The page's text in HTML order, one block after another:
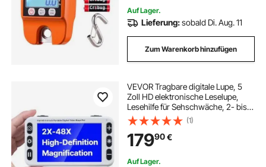
Auf Lager.
Lieferung:sobald Di. Aug. 11
Zum Warenkorb hinzufügen
VEVOR Tragbare digitale Lupe, 5
Zoll HD elektronische Leselupe,
Lesehilfe für Sehschwäche, 2- bis
48-facher Zoom, mit 13 MP Nah- &
Fernobjektiv, 26 Farben, AV- &
HDMI-Ausgang, klappbarer Griff
(1)
17990€
Auf Lager.